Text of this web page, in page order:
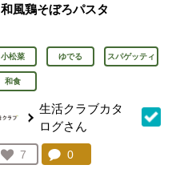
和風鶏そぼろパスタ
小松菜 ゆでる スパゲッティ
和食
生活クラブカタ
ログさん
お気に入り登録：
7
人が登録
コメント：
0件。コメントを見る。